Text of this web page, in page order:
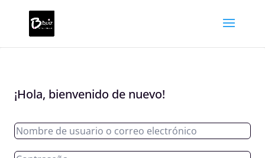
¡Hola, bienvenido de nuevo!